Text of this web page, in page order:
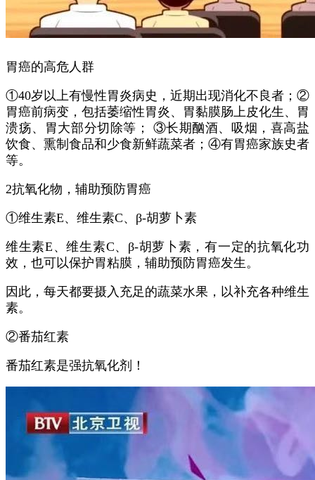
胃癌的高危人群
①40岁以上有慢性胃炎病史，近期出现消化不良者；②
胃癌前病变，包括萎缩性胃炎、胃黏膜肠上皮化生、胃
溃疡、胃大部分切除等； ③长期酗酒、吸烟，喜高盐
饮食、熏制食品和少食新鲜蔬菜者；④有胃癌家族史者
等。
2抗氧化物，辅助预防胃癌
①维生素E、维生素C、β-胡萝卜素
维生素E、维生素C、β-胡萝卜素，有一定的抗氧化功
效，也可以保护胃粘膜，辅助预防胃癌发生。
因此，每天都要摄入充足的蔬菜水果，以补充各种维生
素。
②番茄红素
番茄红素是强抗氧化剂！